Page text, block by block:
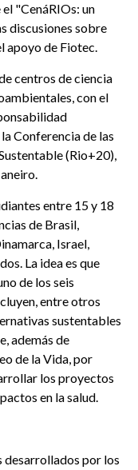
"CenáRIOs: un
discusiones sobre
apoyo de Fiotec.
centros de ciencia
con el
Conferencia de las
(Rio+20),
entre 15 y 18
de Brasil,
Israel,
La idea es que
de los seis
entre otros
sustentables
además de
de la Vida, por
los proyectos
en la salud.
desarrollados por los